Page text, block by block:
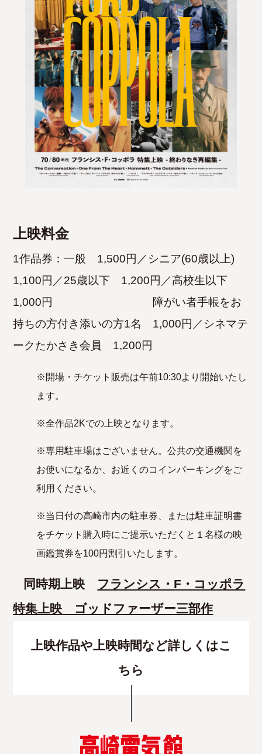
上映料金
1作品券：一般 1,500円／シニア(60歳以上)
1,100円／25歳以下 1,200円／高校生以下
1,000円 障がい者手帳をお
持ちの方付き添いの方1名 1,000円／シネマテ
ークたかさき会員 1,200円
※開場・チケット販売は午前10:30より開始いたし
ます。
※全作品2Kでの上映となります。
※専用駐車場はございません。公共の交通機関を
お使いになるか、お近くのコインパーキングをご
利用ください。
※当日付の高崎市内の駐車券、または駐車証明書
をチケット購入時にご提示いただくと１名様の映
画鑑賞券を100円割引いたします。
同時期上映 フランシス・F・コッポラ
特集上映 ゴッドファーザー三部作
上映作品や上映時間など詳しくはこ
ちら